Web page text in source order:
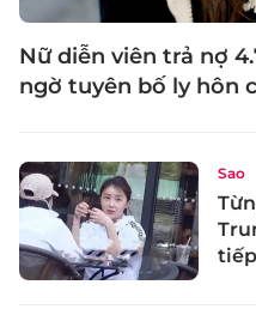
Nữ diễn viên trả nợ
ngờ tuyên bố ly hôn
Sao